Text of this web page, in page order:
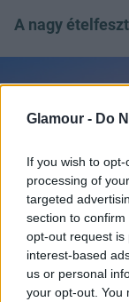
Glamour - Do
If you wish to
processing of
targeted
section to
opt-out request is
interest-based
us or personal
your opt-out. You
A nagy